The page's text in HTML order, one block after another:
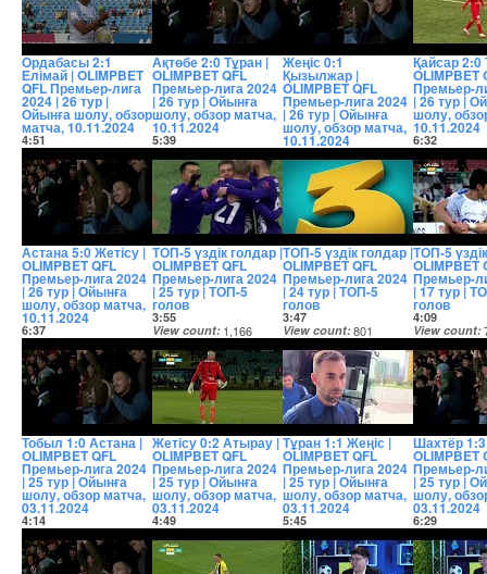
Ордабасы 2:1
Елімай | OLIMPBET
QFL Премьер-лига
2024 | 26 тур |
Ойынға шолу, обзор
матча, 10.11.2024
4:51
View count 5,727
Date posted
2 years ago
Ақтөбе 2:0 Тұран |
OLIMPBET QFL
Премьер-лига 2024
| 26 тур | Ойынға
шолу, обзор матча,
10.11.2024
5:39
View count 7,433
Date posted
2 years ago
Жеңіс 0:1
Қызылжар |
OLIMPBET QFL
Премьер-лига 2024
| 26 тур | Ойынға
шолу, обзор матча,
10.11.2024
5:52
View count 2,657
Date posted
2 years ago
Қайсар 2:0
OLIMPBET
Премьер-
| 26 тур |
шолу,
10.11.2024
6:32
View count
Date posted
2 years ago
Астана 5:0 Жетісу |
OLIMPBET QFL
Премьер-лига 2024
| 26 тур | Ойынға
шолу, обзор матча,
10.11.2024
6:37
View count 5,151
Date posted
2 years ago
ТОП-5 үздік голдар |
OLIMPBET QFL
Премьер-лига 2024
| 25 тур | ТОП-5
голов
3:55
View count 1,166
Date posted
2 years ago
ТОП-5 үздік голдар |
OLIMPBET QFL
Премьер-лига 2024
| 24 тур | ТОП-5
голов
3:47
View count 801
Date posted
2 years ago
ТОП-5
OLIMPBET
Премьер-
| 17 тур |
голов
4:09
View count
Date posted
2 years ago
Тобыл 1:0 Астана |
OLIMPBET QFL
Премьер-лига 2024
| 25 тур | Ойынға
шолу, обзор матча,
03.11.2024
4:14
View count 5,652
Date posted
2 years ago
Жетісу 0:2 Атырау |
OLIMPBET QFL
Премьер-лига 2024
| 25 тур | Ойынға
шолу, обзор матча,
03.11.2024
4:49
View count 2,007
Date posted
2 years ago
Тұран 1:1 Жеңіс |
OLIMPBET QFL
Премьер-лига 2024
| 25 тур | Ойынға
шолу, обзор матча,
03.11.2024
5:45
View count 2,416
Date posted
2 years ago
Шахтёр
OLIMPBET
Премьер-
| 25 тур |
шолу,
03.11.2024
6:29
View count
Date posted
2 years ago